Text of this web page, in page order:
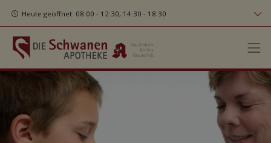
Heute geöffnet: 08:00 - 12:30, 14:30 - 18:30